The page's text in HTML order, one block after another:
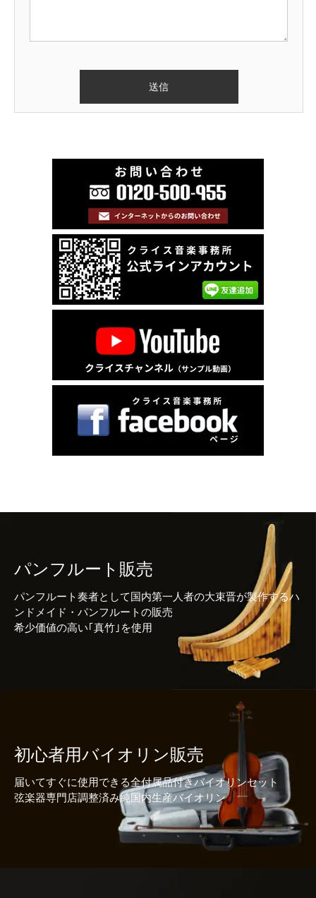
パンフルート販売
パンフルート奏者として国内第一人者の大束晋が製作するハ
ンドメイド・パンフルートの販売
希少価値の高い｢真竹｣を使用
初心者用バイオリン販売
届いてすぐに使用できる全付属品付きバイオリンセット
弦楽器専門店調整済み純国内生産バイオリン